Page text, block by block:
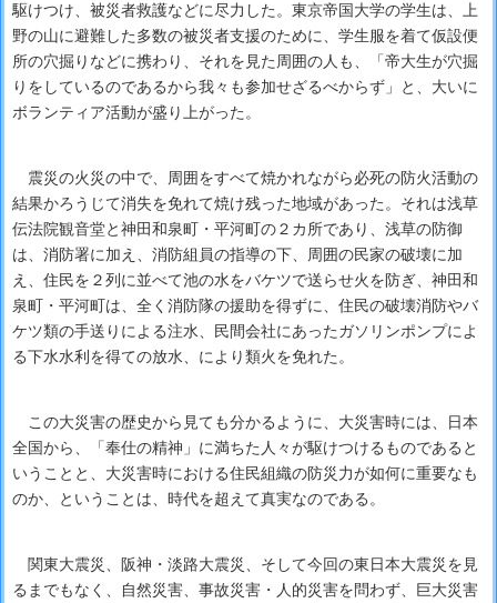
駆けつけ、被災者救護などに尽力した。東京帝国大学の学生は、上
野の山に避難した多数の被災者支援のために、学生服を着て仮設便
所の穴掘りなどに携わり、それを見た周囲の人も、「帝大生が穴掘
りをしているのであるから我々も参加せざるべからず」と、大いに
ボランティア活動が盛り上がった。
震災の火災の中で、周囲をすべて焼かれながら必死の防火活動の
結果かろうじて消失を免れて焼け残った地域があった。それは浅草
伝法院観音堂と神田和泉町・平河町の２カ所であり、浅草の防御
は、消防署に加え、消防組員の指導の下、周囲の民家の破壊に加
え、住民を２列に並べて池の水をバケツで送らせ火を防ぎ、神田和
泉町・平河町は、全く消防隊の援助を得ずに、住民の破壊消防やバ
ケツ類の手送りによる注水、民間会社にあったガソリンポンプによ
る下水水利を得ての放水、により類火を免れた。
この大災害の歴史から見ても分かるように、大災害時には、日本
全国から、「奉仕の精神」に満ちた人々が駆けつけるものであると
いうことと、大災害時における住民組織の防災力が如何に重要なも
のか、ということは、時代を超えて真実なのである。
関東大震災、阪神・淡路大震災、そして今回の東日本大震災を見
るまでもなく、自然災害、事故災害・人的災害を問わず、巨大災害